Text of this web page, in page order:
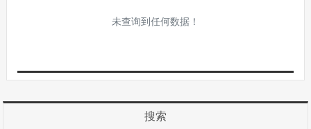
未查询到任何数据！
搜索